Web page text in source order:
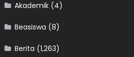
Akademik(4)
Beasiswa (8)
Berita (1,263)